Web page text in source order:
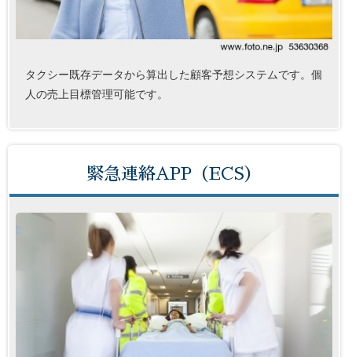
タクシー既存データから算出した顧客予想システムです。個
人の売上目標管理可能です。
緊急連絡APP（ECS）